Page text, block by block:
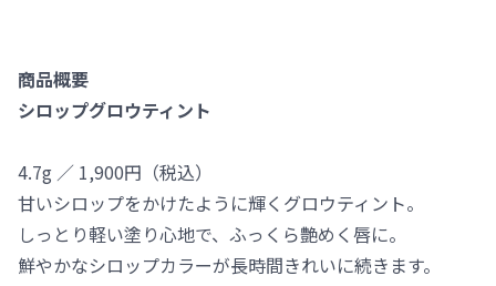
商品概要
シロップグロウティント
4.7g ／ 1,900円（税込）
甘いシロップをかけたように輝くグロウティント。
しっとり軽い塗り心地で、ふっくら艶めく唇に。
鮮やかなシロップカラーが長時間きれいに続きます。